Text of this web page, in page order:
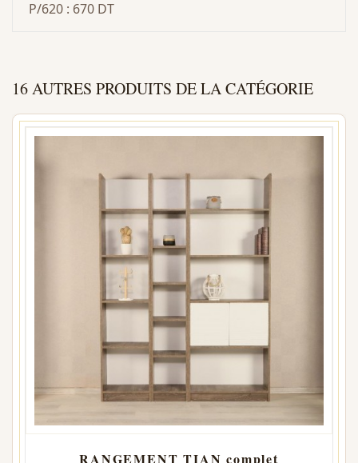
P/620 : 670 DT
16 AUTRES PRODUITS DE LA CATÉGORIE
RANGEMENT TIAN complet